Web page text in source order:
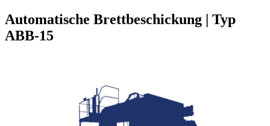
Automatische Brettbeschickung | Typ
ABB-15